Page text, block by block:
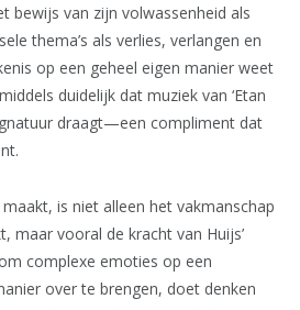
bewijs van zijn volwassenheid als
thema’s als verlies, verlangen en
op een geheel eigen manier weet
duidelijk dat muziek van ‘Etan
draagt—een compliment dat
is niet alleen het vakmanschap
maar vooral de kracht van Huijs’
complexe emoties op een
over te brengen, doet denken